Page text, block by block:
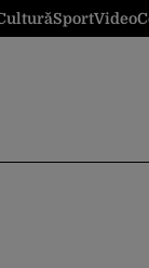
SportVideo